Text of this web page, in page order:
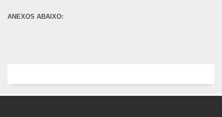
ANEXOS ABAIXO: